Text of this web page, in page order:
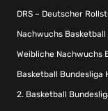
DRS – Deutscher
Nachwuchs
Weibliche Nachwuchs
Basketball Bundesliga
2. Basketball